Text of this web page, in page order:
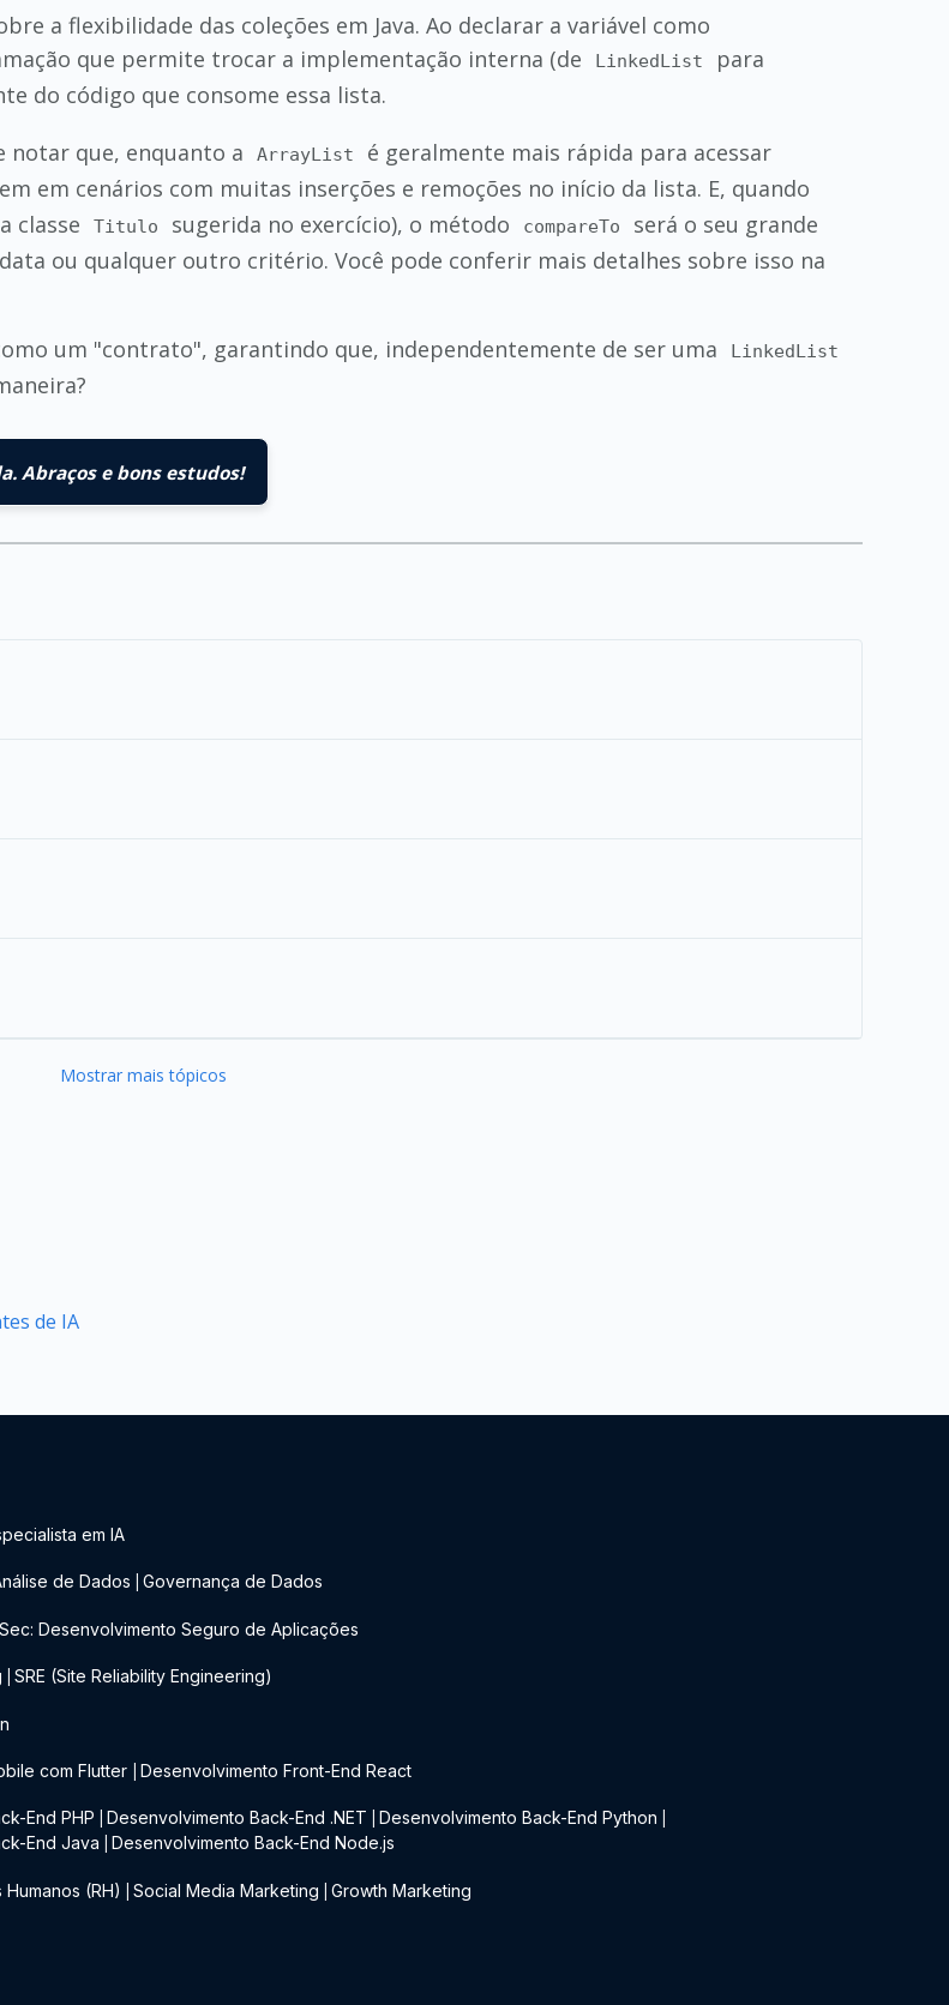
a flexibilidade das coleções em Java. Ao declarar a variável como
que permite trocar a implementação interna (de LinkedList para
do código que consome essa lista.
notar que, enquanto a
ArrayList
é geralmente mais rápida para acessar
em cenários com muitas inserções e remoções no início da lista. E, quando
classe
Titulo sugerida no exercício), o método compareTo
será o seu grande
ou qualquer outro critério. Você pode conferir mais detalhes sobre isso na
um "contrato", garantindo que, independentemente de ser uma LinkedList
Abraços e bons estudos!
Mostrar mais tópicos
de IA
em IA
de Dados Governança de Dados
Desenvolvimento Seguro de Aplicações
SRE (Site Reliability Engineering)
com Flutter Desenvolvimento Front-End React
End PHP Desenvolvimento Back-End .NET Desenvolvimento Back-End Python
End Java Desenvolvimento Back-End Node.js
Humanos (RH) Social Media Marketing Growth Marketing